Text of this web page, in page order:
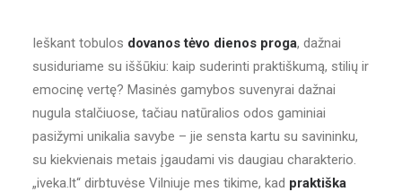
Ieškant tobulos dovanos tėvo dienos proga, dažnai
susiduriame su iššūkiu: kaip suderinti praktiškumą, stilių ir
emocinę vertę? Masinės gamybos suvenyrai dažnai
nugula stalčiuose, tačiau natūralios odos gaminiai
pasižymi unikalia savybe – jie sensta kartu su savininku,
su kiekvienais metais įgaudami vis daugiau charakterio.
„iveka.lt“ dirbtuvėse Vilniuje mes tikime, kad praktiška